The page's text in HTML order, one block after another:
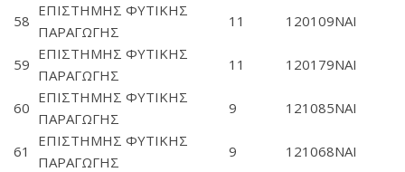
58
ΕΠΙΣΤΗΜΗΣ ΦΥΤΙΚΗΣ
ΠΑΡΑΓΩΓΗΣ
11 120109ΝΑΙ
59
ΕΠΙΣΤΗΜΗΣ ΦΥΤΙΚΗΣ
ΠΑΡΑΓΩΓΗΣ
11 120179ΝΑΙ
60
ΕΠΙΣΤΗΜΗΣ ΦΥΤΙΚΗΣ
ΠΑΡΑΓΩΓΗΣ
9 121085ΝΑΙ
61
ΕΠΙΣΤΗΜΗΣ ΦΥΤΙΚΗΣ
ΠΑΡΑΓΩΓΗΣ
9 121068ΝΑΙ